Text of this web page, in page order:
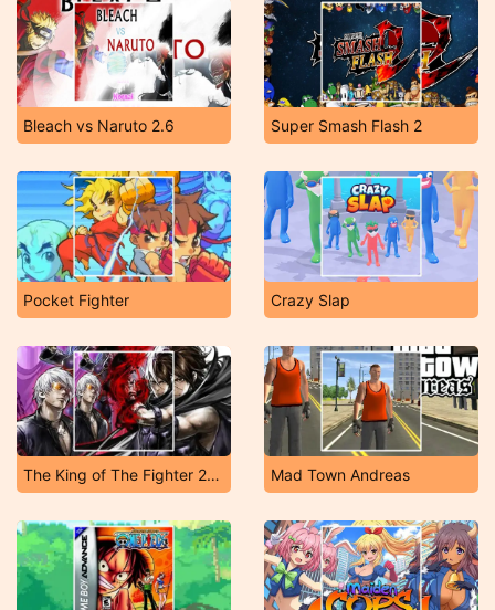
Bleach vs Naruto 2.6 Super Smash Flash 2
Pocket Fighter Crazy Slap
The King of The Fighter 2002 Mad Town Andreas